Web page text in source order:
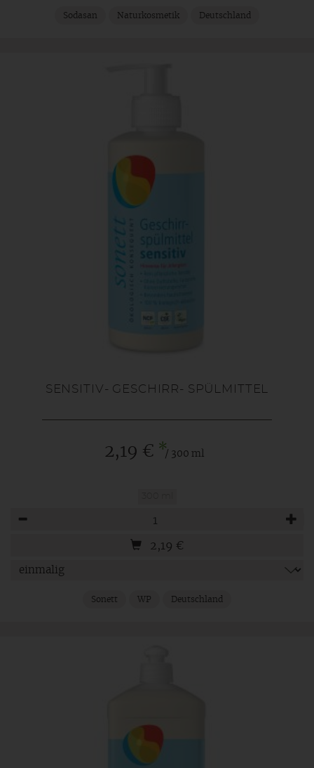
Sodasan Naturkosmetik Deutschland
SENSITIV- GESCHIRR- SPÜLMITTEL
2,19 € */ 300 ml
2,19 €
Sonett WP Deutschland